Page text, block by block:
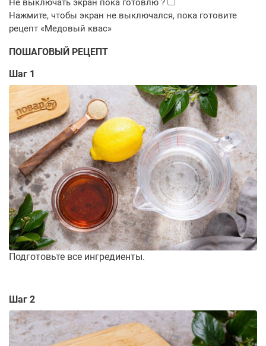
ПОШАГОВЫЙ РЕЦЕПТ
Шаг 1
Подготовьте все ингредиенты.
Шаг 2